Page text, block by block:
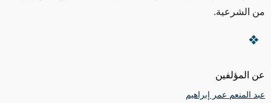
عن المؤلفين
عبد المنعم عمر إبراهيم
من الشرعية.